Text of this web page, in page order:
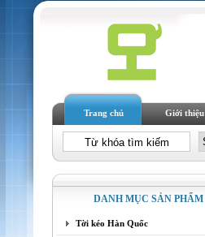
Trang chủ Giới thiệu
DANH MỤC SẢN PHẨM
Tời kéo Hàn Quốc